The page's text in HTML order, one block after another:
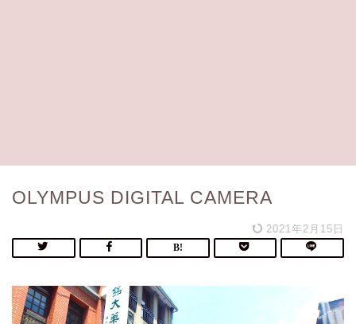
OLYMPUS DIGITAL CAMERA
2021年2月15日